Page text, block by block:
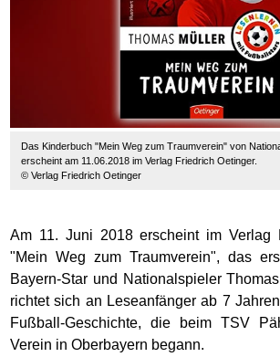
Das Kinderbuch "Mein Weg zum Traumverein" von
erscheint am 11.06.2018 im Verlag Friedrich Oetinger.
© Verlag Friedrich Oetinger
Am 11. Juni 2018 erscheint im Verlag
"Mein Weg zum Traumverein", das
Bayern-Star und Nationalspieler
richtet sich an Leseanfänger ab 7
Fußball-Geschichte, die beim TSV
Verein in Oberbayern begann.